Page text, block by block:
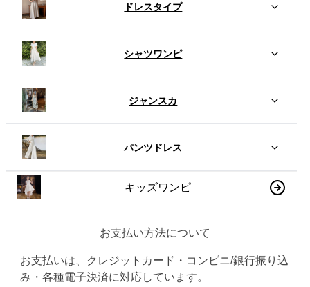
ドレスタイプ
シャツワンピ
ジャンスカ
パンツドレス
キッズワンピ
お支払い方法について
お支払いは、クレジットカード・コンビニ/銀行振り込
み・各種電子決済に対応しています。